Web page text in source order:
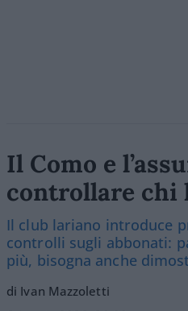
Il Como e
controllare chi
Il club lariano introduce
controlli sugli abbonati:
più, bisogna anche
di Ivan Mazzoletti